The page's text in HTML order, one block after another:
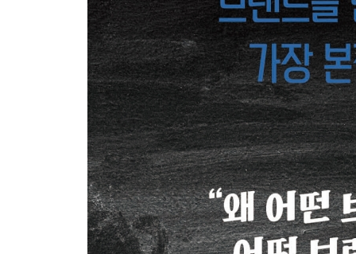
창의성의 5단계
중심 시력과 주변 시력
일에 대한 진실된 사랑과 넘치는 애정
공부는 현장에서
오래가는 브랜드는 본질을 지킨다
성공의 정의
말보다 행동
브랜드의 커뮤니케이션은 말이 아니라 경험
창의성은 생각하는 방식에서 만들어진다
브랜드의 숙명은 설득
고객을 이해하는 세 가지 관점
첫 순간이 브랜드를 만든다